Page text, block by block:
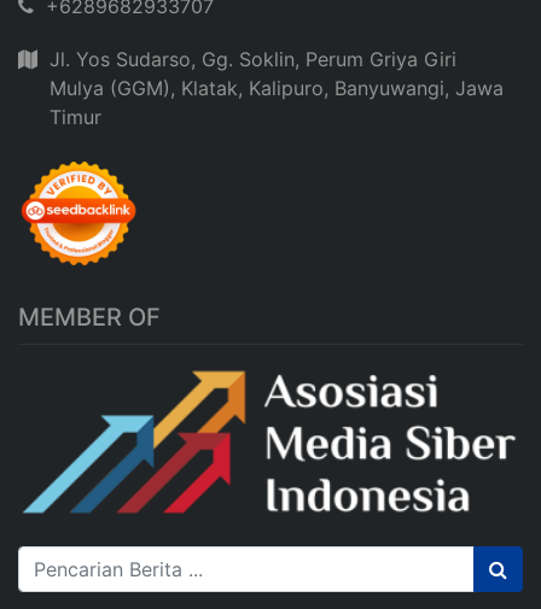
+6289682933707
Jl. Yos Sudarso, Gg. Soklin, Perum Griya Giri
Mulya (GGM), Klatak, Kalipuro, Banyuwangi, Jawa
Timur
MEMBER OF